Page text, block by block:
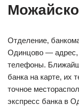
Отделение,
Одинцово — адрес,
телефоны.
банка на карте, их
точное
экспресс банка в